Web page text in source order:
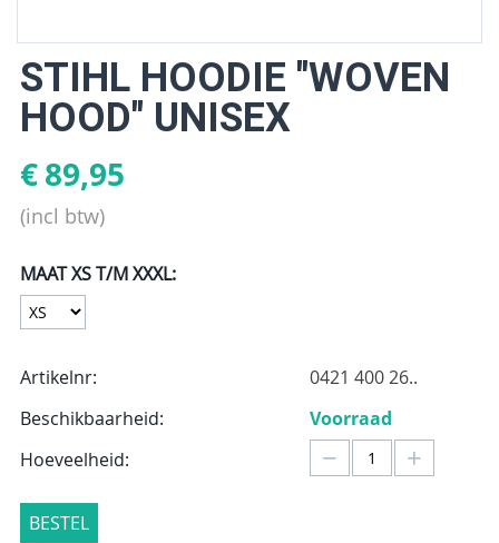
STIHL HOODIE "WOVEN
HOOD" UNISEX
€89,95
(incl btw)
MAAT XS T/M XXXL:
Artikelnr:
0421 400 26..
Beschikbaarheid:
Voorraad
Hoeveelheid:
+
−
BESTEL